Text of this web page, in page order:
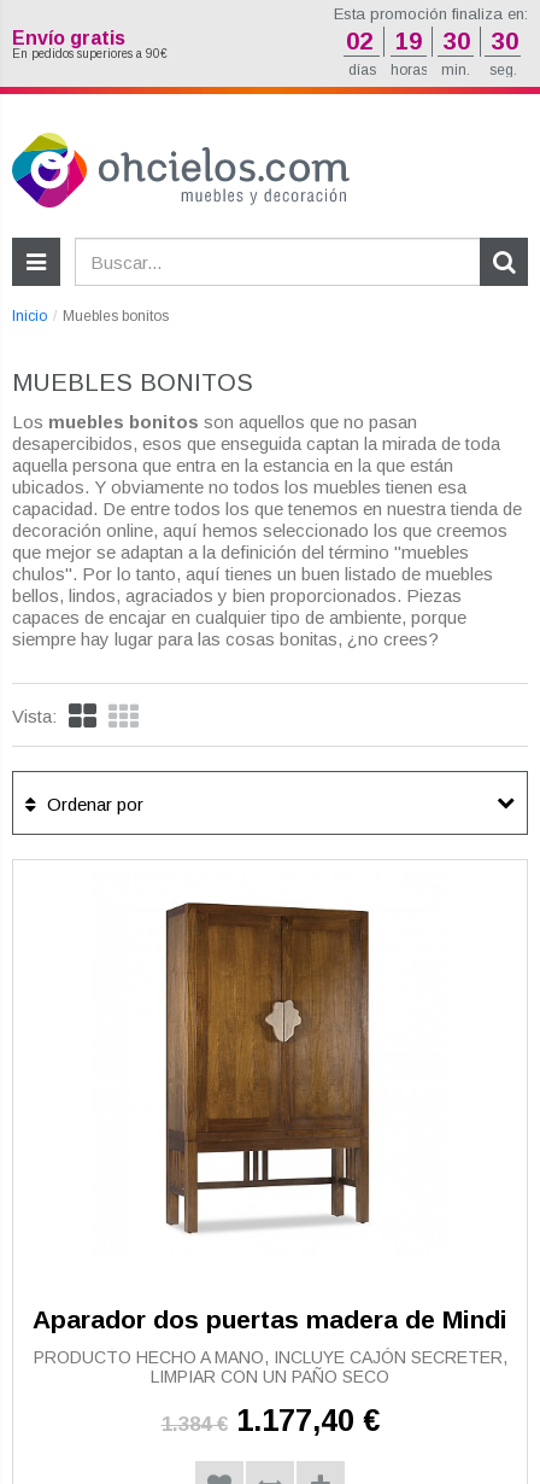
Inicio Muebles bonitos
MUEBLES BONITOS
Los muebles bonitos son aquellos que no pasan
desapercibidos, esos que enseguida captan la mirada de toda
aquella persona que entra en la estancia en la que están
ubicados. Y obviamente no todos los muebles tienen esa
capacidad. De entre todos los que tenemos en nuestra tienda de
decoración online, aquí hemos seleccionado los que creemos
que mejor se adaptan a la definición del término "muebles
chulos". Por lo tanto, aquí tienes un buen listado de muebles
bellos, lindos, agraciados y bien proporcionados. Piezas
capaces de encajar en cualquier tipo de ambiente, porque
siempre hay lugar para las cosas bonitas, ¿no crees?
Vista:
Ordenar por
Aparador dos puertas madera de Mindi
PRODUCTO HECHO A MANO, INCLUYE CAJÓN SECRETER,
LIMPIAR CON UN PAÑO SECO
1.384 € 1.177,40 €
Envío gratis
En pedidos superiores a 90€
Esta promoción finaliza en:
02 19 30 28
días horas min. seg.